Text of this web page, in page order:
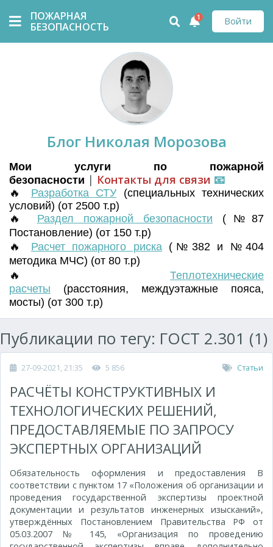
ПОЖАРНАЯ
БЕЗОПАСНОСТЬ
Войти
1
Блог Николая Морозова
Мои услуги по пожарной
безопасности | Контакты для связи 📧
🔥 Разработка СТУ (специальных технических
условий) (от 2500 т.р)
🔥 Раздел пожарной безопасности (№87
Постановление) (от 150 т.р)
🔥 Расчет пожарного риска(№382 и №404
методика МЧС) (от 80 т.р)
🔥 Теплотехнические
расчеты (расстояния, междуэтажные пояса,
мосты) (от 300 т.р)
Публикации по тегу: ГОСТ 2.301 (1)
27-09-2021, 21:35 5 856 Статьи
РАСЧЁТЫ КОНСТРУКТИВНЫХ И
ТЕХНОЛОГИЧЕСКИХ РЕШЕНИЙ,
ПРЕДОСТАВЛЯЕМЫЕ ПО ЗАПРОСУ
ЭКСПЕРТНЫХ ОРГАНИЗАЦИЙ
Обязательность оформления и предоставления В
соответствии с пунктом 17 «Положения об организации и
проведения государственной экспертизы проектной
документации и результатов инженерных изысканий»,
утверждённых Постановлением Правительства РФ от
05.03.2007 № 145, «Организация по проведению